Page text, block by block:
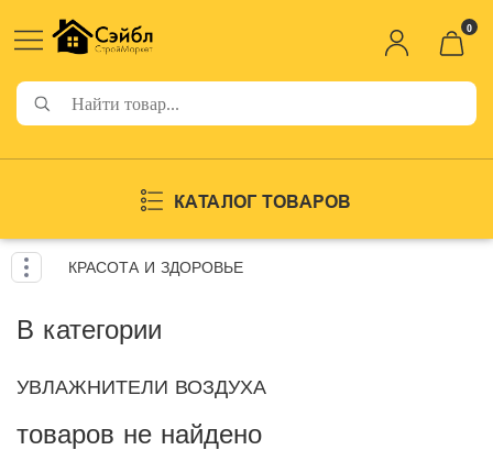
0
КАТАЛОГ ТОВАРОВ
КРАСОТА И ЗДОРОВЬЕ
В категории
УВЛАЖНИТЕЛИ ВОЗДУХА
товаров не найдено